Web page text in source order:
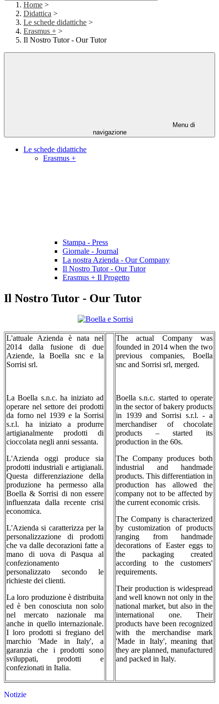
Home >
Didattica >
Le schede didattiche >
Erasmus + >
Il Nostro Tutor - Our Tutor
Menu di
navigazione
Le schede didattiche
Erasmus +
Stampa - Press
Giornale - Journal
La nostra Azienda - Our Company
Il Nostro Tutor - Our Tutor
Erasmus + Il Progetto
Il Nostro Tutor - Our Tutor
L'attuale Azienda è nata nel
2014 dalla fusione di due
Aziende, la Boella snc e la
Sorrisi srl.
La Boella s.n.c. ha iniziato ad
operare nel settore dei prodotti
da forno nel 1939 e la Sorrisi
s.r.l. ha iniziato a produrre
artigianalmente prodotti di
cioccolata negli anni sessanta.
L'Azienda oggi produce sia
prodotti industriali e artigianali.
Questa differenziazione della
produzione ha permesso alla
Boella & Sorrisi di non essere
influenzata dalla recente crisi
economica.
L'Azienda si caratterizza per la
personalizzazione di prodotti
che va dalle decorazioni fatte a
mano di uova di Pasqua al
confezionamento
personalizzato secondo le
richieste dei clienti.
La loro produzione è distribuita
ed è ben conosciuta non solo
nel mercato nazionale ma
anche in quello internazionale.
I loro prodotti si fregiano del
marchio 'Made in Italy', a
garanzia che i prodotti sono
sviluppati, prodotti e
confezionati in Italia.
The actual Company was
founded in 2014 when the two
previous companies, Boella
snc and Sorrisi srl, merged.
Boella s.n.c. started to operate
in the sector of bakery products
in 1939 and Sorrisi s.r.l. - a
merchandiser of chocolate
products – started its
production in the 60s.
The Company produces both
industrial and handmade
products. This differentiation in
production has allowed the
company not to be affected by
the current economic crisis.
The Company is characterized
by customization of products
ranging from handmade
decorations of Easter eggs to
the packaging created
according to the customers'
requirements.
Their production is widespread
and well known not only in the
national market, but also in the
international one. Their
products have been recognized
with the merchandise mark
'Made in Italy', meaning that
they are planned, manufactured
and packed in Italy.
Notizie